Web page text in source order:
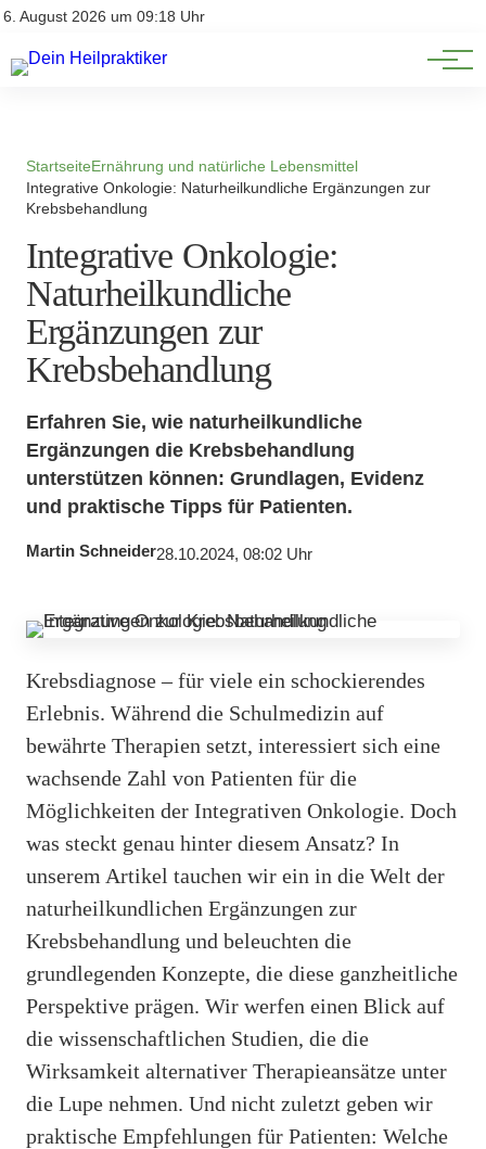
6. August 2026 um 09:18 Uhr
Impressum
Natürliche Medizin
Heilpflanzen & Kräuterkunde
StartseiteErnährung und natürliche Lebensmittel
Integrative Onkologie: Naturheilkundliche Ergänzungen zur
Krebsbehandlung
Integrative Onkologie:
Naturheilkundliche
Ergänzungen zur
Krebsbehandlung
Erfahren Sie, wie naturheilkundliche
Ergänzungen die Krebsbehandlung
unterstützen können: Grundlagen, Evidenz
und praktische Tipps für Patienten.
Martin Schneider28.10.2024, 08:02 Uhr
Krebsdiagnose – für viele ein schockierendes
Erlebnis. Während die Schulmedizin auf
bewährte Therapien setzt, interessiert sich eine
wachsende Zahl von Patienten für die
Möglichkeiten der Integrativen Onkologie. Doch
was steckt genau hinter diesem Ansatz? In
unserem Artikel tauchen wir ein in die Welt der
naturheilkundlichen Ergänzungen zur
Krebsbehandlung und beleuchten die
grundlegenden Konzepte, die diese ganzheitliche
Perspektive prägen. Wir werfen einen Blick auf
die wissenschaftlichen Studien, die die
Wirksamkeit alternativer Therapieansätze unter
die Lupe nehmen. Und nicht zuletzt geben wir
praktische Empfehlungen für Patienten: Welche